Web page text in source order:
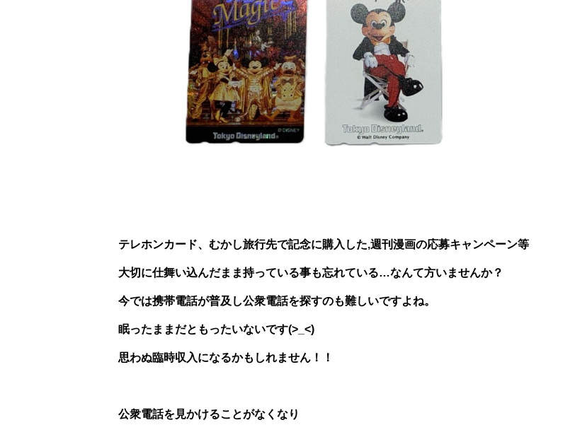
テレホンカード、むかし旅行先で記念に購入した,週刊漫画の応募キャンペーン等
大切に仕舞い込んだまま持っている事も忘れている…なんて方いませんか？
今では携帯電話が普及し公衆電話を探すのも難しいですよね。
眠ったままだともったいないです(>_<)
思わぬ臨時収入になるかもしれません！！
公衆電話を見かけることがなくなり